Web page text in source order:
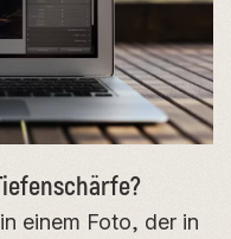
einem Foto, der in